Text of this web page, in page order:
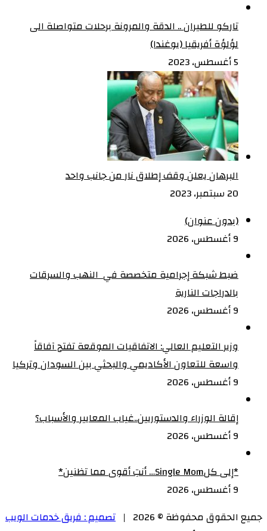
تاركو للطيران .. الدقة والمرونة برحلات متواصلة الى
لؤلؤة أفريقيا (يوغندا)
5 أغسطس، 2023
البرهان يعلن وقف إطلاق نار من جانب واحد
20 سبتمبر، 2023
(بدون عنوان)
9 أغسطس، 2026
ضبط شبكة إجرامية متخصصة في النهب والسرقات
بالدراجات النارية‏
9 أغسطس، 2026
وزير التعليم العالي: الاتفاقيات الموقعة تفتح آفاقاً
واسعة للتعاون الأكاديمي والبحثي بين السودان وتركيا
9 أغسطس، 2026
إقالة الوزراء والدستوريين..غياب المعايير والأسباب؟
9 أغسطس، 2026
‏*إلى كلSingle Mom… أنتِ أقوى مما تظنين*
9 أغسطس، 2026
جميع الحقوق محفوظة © 2026 |
تصميم : فريق خدمات الويب